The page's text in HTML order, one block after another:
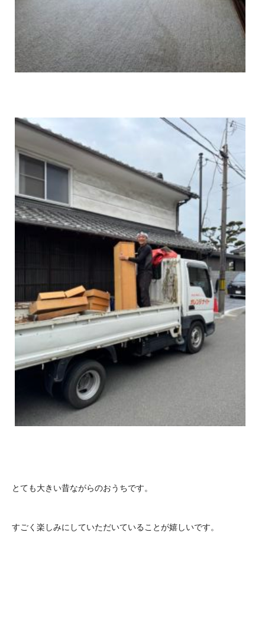
とても大きい昔ながらのおうちです。
すごく楽しみにしていただいていることが嬉しいです。